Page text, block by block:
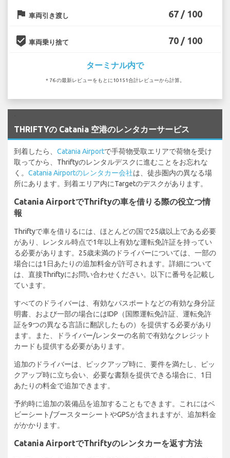
flag 車両引き渡し 67 / 100
beenhere 車両乗り捨て 70 / 100
ターミナル内で
* 76 の最新レビューをもとに10151合計レビューから計算。
THRIFTYの Catania 空港のレンタカーサービス
到着したら、 Catania Airportで手荷物受取エリアで荷物を受け
取ってから、Thriftyのレンタルデスクに進むことをお忘れな
く。 Catania Airportのレンタカー会社は、徒歩圏内の異なる場
所にあります。到着エリア内にTargetのデスクがあります。
Catania AirportでThriftyの車を借りる際の役立つ情
報
Thriftyで車を借りるには、ほとんどの国で25歳以上である必要
があり、レンタル時点で1年以上有効な運転免許証を持ってい
る必要があります。25歳未満のドライバーについては、一部の
場合には1日あたりの追加料金が許可されます。詳細について
は、直接Thriftyにお問い合わせください。以下に番号を記載し
ています。
すべてのドライバーは、有効なパスポートなどの有効な身分証
明書、および一部の場合にはIDP（国際運転免許証、運転免許
証を9つの異なる言語に翻訳したもの）を提供する必要があり
ます。また、ドライバー/レンターの名前で有効なクレジット
カードも提供する必要があります。
追加のドライバーは、ピックアップ時に、要件を満たし、ピッ
クアップ時に立ち会い、必要な書類を提供できる場合に、1日
あたりの料金で追加できます。
予約時に追加の装備品を追加することもできます。これにはベ
ビーシート/ブースターシートやGPSが含まれますが、追加料金
がかかります。
Catania AirportでThriftyのレンタカーを返す方法